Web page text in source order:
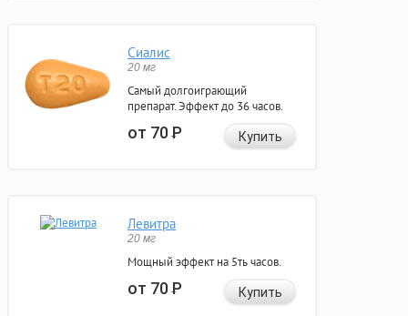
Сиалис
20 мг
Самый долгоиграющий
препарат. Эффект до 36 часов.
от 70Р Купить
Левитра
20 мг
Мощный эффект на 5ть часов.
от 70Р Купить